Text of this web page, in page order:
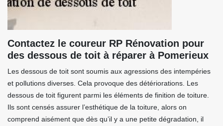
Contactez le coureur RP Rénovation pour
des dessous de toit à réparer à Pomerieux
Les dessous de toit sont soumis aux agressions des intempéries
et pollutions diverses. Cela provoque des détériorations. Les
dessous de toit figurent parmi les éléments de finition de toiture.
Ils sont censés assurer l’esthétique de la toiture, alors on
comprend aisément que dès qu’il y a une petite dégradation, il